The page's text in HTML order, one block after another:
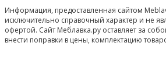
Информация, предоставленная сайтом
исключительно справочный характер и не
офертой. Сайт Меблавка.ру оставляет за
внести поправки в цены, комплектацию